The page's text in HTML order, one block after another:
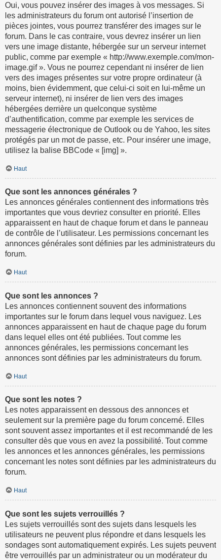
Oui, vous pouvez insérer des images à vos messages. Si
les administrateurs du forum ont autorisé l’insertion de
pièces jointes, vous pourrez transférer des images sur le
forum. Dans le cas contraire, vous devrez insérer un lien
vers une image distante, hébergée sur un serveur internet
public, comme par exemple « http://www.exemple.com/mon-
image.gif ». Vous ne pourrez cependant ni insérer de lien
vers des images présentes sur votre propre ordinateur (à
moins, bien évidemment, que celui-ci soit en lui-même un
serveur internet), ni insérer de lien vers des images
hébergées derrière un quelconque système
d’authentification, comme par exemple les services de
messagerie électronique de Outlook ou de Yahoo, les sites
protégés par un mot de passe, etc. Pour insérer une image,
utilisez la balise BBCode « [img] ».
Haut
Que sont les annonces générales ?
Les annonces générales contiennent des informations très
importantes que vous devriez consulter en priorité. Elles
apparaissent en haut de chaque forum et dans le panneau
de contrôle de l’utilisateur. Les permissions concernant les
annonces générales sont définies par les administrateurs du
forum.
Haut
Que sont les annonces ?
Les annonces contiennent souvent des informations
importantes sur le forum dans lequel vous naviguez. Les
annonces apparaissent en haut de chaque page du forum
dans lequel elles ont été publiées. Tout comme les
annonces générales, les permissions concernant les
annonces sont définies par les administrateurs du forum.
Haut
Que sont les notes ?
Les notes apparaissent en dessous des annonces et
seulement sur la première page du forum concerné. Elles
sont souvent assez importantes et il est recommandé de les
consulter dès que vous en avez la possibilité. Tout comme
les annonces et les annonces générales, les permissions
concernant les notes sont définies par les administrateurs du
forum.
Haut
Que sont les sujets verrouillés ?
Les sujets verrouillés sont des sujets dans lesquels les
utilisateurs ne peuvent plus répondre et dans lesquels les
sondages sont automatiquement expirés. Les sujets peuvent
être verrouillés par un administrateur ou un modérateur du